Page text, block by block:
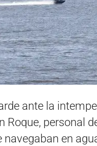
ante la
Roque, personal
en